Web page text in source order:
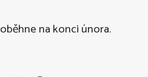
na konci února.